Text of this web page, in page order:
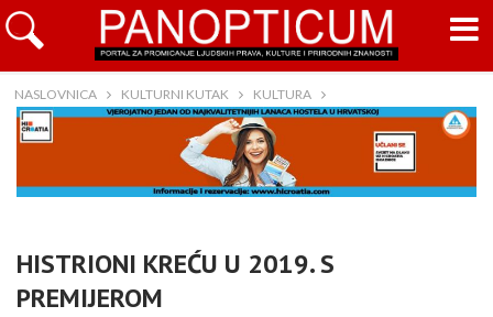
NASLOVNICA KULTURNI KUTAK KULTURA
HISTRIONI KREĆU U 2019. S
PREMIJEROM